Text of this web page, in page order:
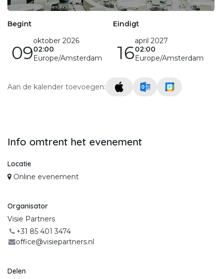
Begint
09
oktober 2026
02:00
Europe/Amsterdam
Eindigt
16
april 2027
02:00
Europe/Amsterdam
Aan de kalender toevoegen:
Info omtrent het evenement
Locatie
Online evenement
Organisator
Visie Partners
+31 85 401 3474
office@visiepartners.nl
Delen